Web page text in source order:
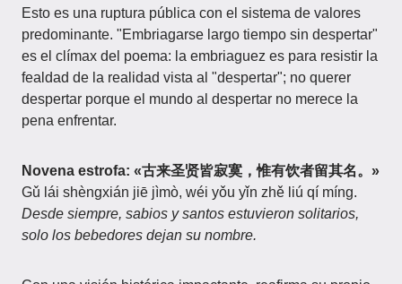
Esto es una ruptura pública con el sistema de valores
predominante. "Embriagarse largo tiempo sin despertar"
es el clímax del poema: la embriaguez es para resistir la
fealdad de la realidad vista al "despertar"; no querer
despertar porque el mundo al despertar no merece la
pena enfrentar.
Novena estrofa: «古来圣贤皆寂寞，惟有饮者留其名。»
Gǔ lái shèngxián jiē jìmò, wéi yǒu yǐn zhě liú qí míng.
Desde siempre, sabios y santos estuvieron solitarios,
solo los bebedores dejan su nombre.